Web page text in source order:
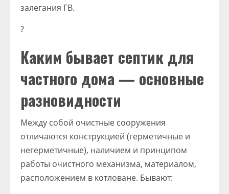
залегания ГВ.
?
Каким бывает септик для
частного дома — основные
разновидности
Между собой очистные сооружения
отличаются конструкцией (герметичные и
негерметичные), наличием и принципом
работы очистного механизма, материалом,
расположением в котловане. Бывают: